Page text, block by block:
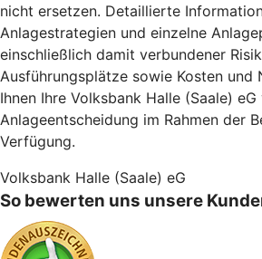
nicht ersetzen. Detaillierte
Anlagestrategien und einzelne
einschließlich damit verbundener
Ausführungsplätze sowie Kosten und
Ihnen Ihre Volksbank Halle (Saale)
Anlageentscheidung im Rahmen der
Verfügung.
Volksbank Halle (Saale) eG
So bewerten uns unsere